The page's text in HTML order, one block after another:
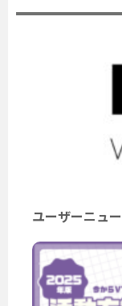
ユーザーニュ